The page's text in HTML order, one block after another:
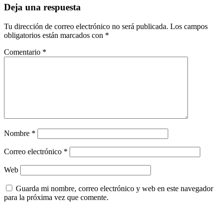
Deja una respuesta
Tu dirección de correo electrónico no será publicada. Los campos
obligatorios están marcados con *
Comentario *
Nombre *
Correo electrónico *
Web
Guarda mi nombre, correo electrónico y web en este navegador
para la próxima vez que comente.